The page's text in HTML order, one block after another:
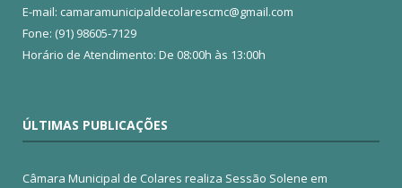
E-mail: camaramunicipaldecolarescmc@gmail.com
Fone: (91) 98605-7129
Horário de Atendimento: De 08:00h às 13:00h
ÚLTIMAS PUBLICAÇÕES
Câmara Municipal de Colares realiza Sessão Solene em